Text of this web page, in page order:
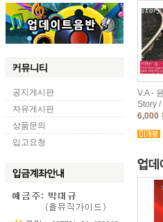
공지게시판
자유게시판
상품문의
입고요청
V.A -
Story /
6,000